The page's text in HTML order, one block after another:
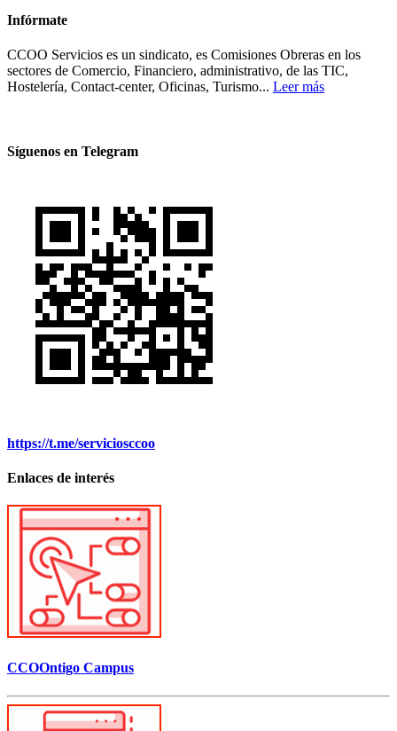
Infórmate
CCOO Servicios es un sindicato, es Comisiones Obreras en los
sectores de Comercio, Financiero, administrativo, de las TIC,
Hostelería, Contact-center, Oficinas, Turismo... Leer más
Síguenos en Telegram
https://t.me/serviciosccoo
Enlaces de interés
CCOOntigo Campus